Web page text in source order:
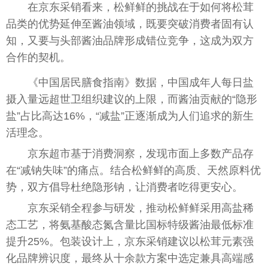
在京东采销看来，松鲜鲜的挑战在于如何将松茸
品类的优势延伸至酱油领域，既要突破消费者固有认
知，又要与头部酱油品牌形成错位竞争，这成为双方
合作的契机。
《中国居民膳食指南》数据，中国成年人每日盐
摄入量远超世卫组织建议的上限，而酱油贡献的“隐形
盐”占比高达16%，“减盐”正逐渐成为人们追求的新生
活理念。
京东超市基于消费洞察，发现市面上多数产品存
在“减钠失味”的痛点。结合松鲜鲜的高质、天然原料优
势，双方倡导杜绝隐形钠，让消费者吃得更安心。
京东采销全程参与研发，推动松鲜鲜采用高盐稀
态工艺，将氨基酸态氮含量比国标特级酱油最低标准
提升25%。包装设计上，京东采销建议以松茸元素强
化品牌辨识度，最终从十余款方案中选定兼具高端感